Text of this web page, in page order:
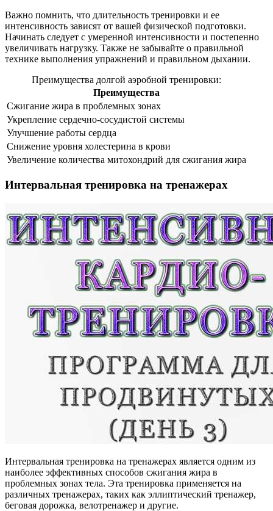
Важно помнить, что длительность тренировки и ее
интенсивность зависят от вашей физической подготовки.
Начинать следует с умеренной интенсивности и постепенно
увеличивать нагрузку. Также не забывайте о правильной
технике выполнения упражнений и правильном дыхании.
Преимущества долгой аэробной тренировки:
Преимущества
Сжигание жира в проблемных зонах
Укрепление сердечно-сосудистой системы
Улучшение работы сердца
Снижение уровня холестерина в крови
Увеличение количества митохондрий для сжигания жира
Интервальная тренировка на тренажерах
Интервальная тренировка на тренажерах является одним из
наиболее эффективных способов сжигания жира в
проблемных зонах тела. Эта тренировка применяется на
различных тренажерах, таких как эллиптический тренажер,
беговая дорожка, велотренажер и другие.